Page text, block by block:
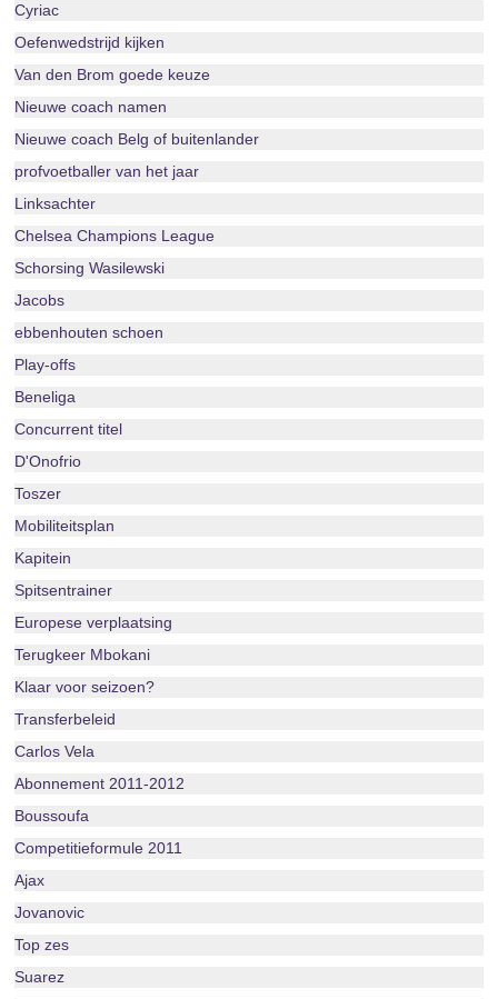
Cyriac
Oefenwedstrijd kijken
Van den Brom goede keuze
Nieuwe coach namen
Nieuwe coach Belg of buitenlander
profvoetballer van het jaar
Linksachter
Chelsea Champions League
Schorsing Wasilewski
Jacobs
ebbenhouten schoen
Play-offs
Beneliga
Concurrent titel
D'Onofrio
Toszer
Mobiliteitsplan
Kapitein
Spitsentrainer
Europese verplaatsing
Terugkeer Mbokani
Klaar voor seizoen?
Transferbeleid
Carlos Vela
Abonnement 2011-2012
Boussoufa
Competitieformule 2011
Ajax
Jovanovic
Top zes
Suarez